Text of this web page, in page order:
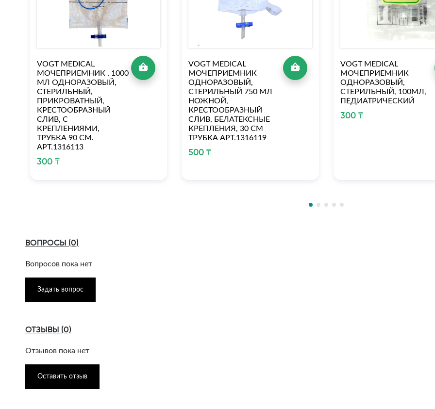
VOGT MEDICAL
МОЧЕПРИЕМНИК , 1000
МЛ ОДНОРАЗОВЫЙ,
СТЕРИЛЬНЫЙ,
ПРИКРОВАТНЫЙ,
КРЕСТООБРАЗНЫЙ
СЛИВ, С
КРЕПЛЕНИЯМИ,
ТРУБКА 90 СМ.
АРТ.1316113
300 ₸
VOGT MEDICAL
МОЧЕПРИЕМНИК
ОДНОРАЗОВЫЙ,
СТЕРИЛЬНЫЙ 750 МЛ
НОЖНОЙ,
КРЕСТООБРАЗНЫЙ
СЛИВ, БЕЛАТЕКСНЫЕ
КРЕПЛЕНИЯ, 30 СМ
ТРУБКА АРТ.1316119
500 ₸
VOGT MEDICAL
МОЧЕПРИЕМНИК
ОДНОРАЗОВЫЙ,
СТЕРИЛЬНЫЙ, 100МЛ,
ПЕДИАТРИЧЕСКИЙ
300 ₸
ВОПРОСЫ (0)
Вопросов пока нет
Задать вопрос
ОТЗЫВЫ (0)
Отзывов пока нет
Оставить отзыв